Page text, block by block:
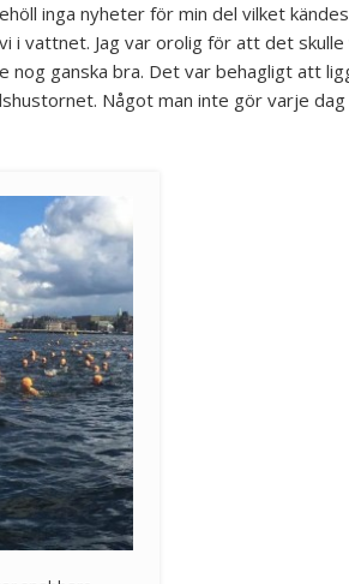
inga nyheter för min del vilket kändes
i vattnet. Jag var orolig för att det skulle
nog ganska bra. Det var behagligt att
Något man inte gör varje dag